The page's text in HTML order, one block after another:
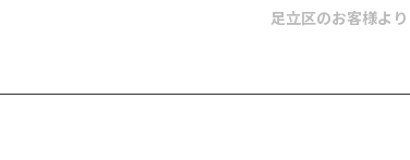
足立区のお客様より